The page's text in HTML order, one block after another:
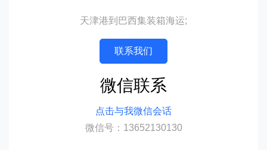
天津港到巴西集装箱海运;
联系我们
微信联系
点击与我微信会话
微信号：13652130130